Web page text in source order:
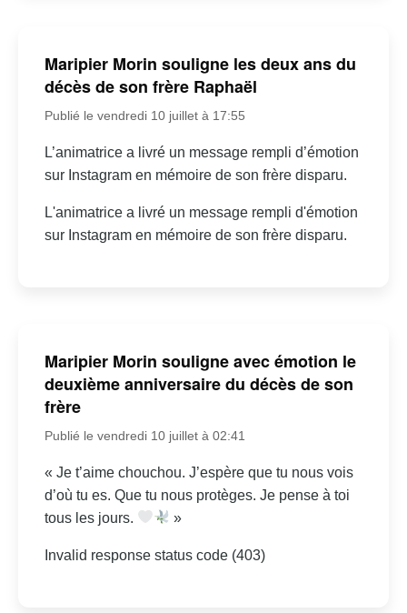
Maripier Morin souligne les deux ans du
décès de son frère Raphaël
Publié le vendredi 10 juillet à 17:55
L’animatrice a livré un message rempli d’émotion
sur Instagram en mémoire de son frère disparu.
L'animatrice a livré un message rempli d'émotion
sur Instagram en mémoire de son frère disparu.
Maripier Morin souligne avec émotion le
deuxième anniversaire du décès de son
frère
Publié le vendredi 10 juillet à 02:41
« Je t’aime chouchou. J’espère que tu nous vois
d’où tu es. Que tu nous protèges. Je pense à toi
tous les jours.
»
Invalid response status code (403)